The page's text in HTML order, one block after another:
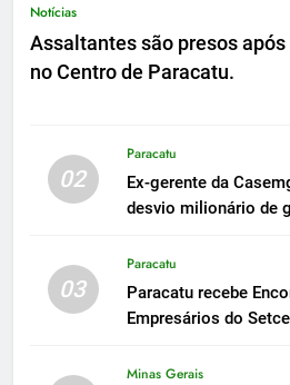
Notícias
Assaltantes são presos
no Centro de Paracatu.
02
Paracatu
Ex-gerente da
desvio milionário de
03
Paracatu
Paracatu recebe
Empresários do
Minas Gerais